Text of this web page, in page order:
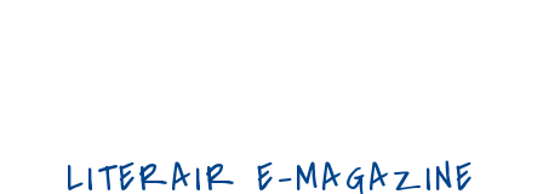
LITERAIR E-MAGAZINE